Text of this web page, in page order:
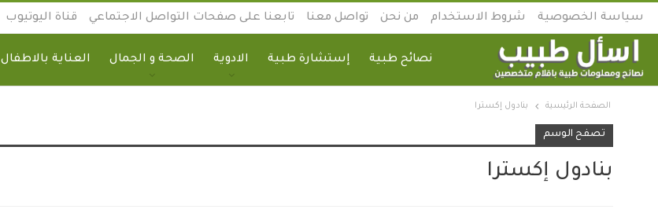
سياسة الخصوصية شروط الاستخدام من نحن تواصل معنا تابعنا على صفحات التواصل الاجتماعي قناة اليوتيوب
نصائح طبية إستشارة طبية الادوية الصحة و الجمال العناية بالاطفال
الصفحة الرئيسية بنادول إكسترا
تصفح الوسم
بنادول إكسترا